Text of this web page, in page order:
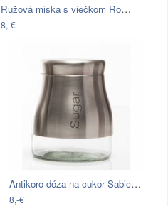
Ružová miska s viečkom Rosti Mepal…
8,-€
Antikoro dóza na cukor Sabichi Sugar,…
8,-€